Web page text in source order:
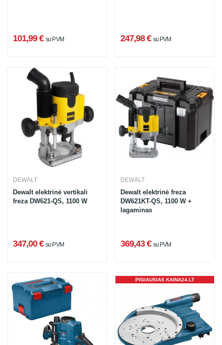
101,99 € su PVM 247,98 € su PVM
DEWALT
Dewalt elektrinė vertikali
freza DW621-QS, 1100 W
347,00 € su PVM
DEWALT
Dewalt elektrinė freza
DW621KT-QS, 1100 W +
lagaminas
369,43 € su PVM
PIGIAUSIAS KAINA24.LT